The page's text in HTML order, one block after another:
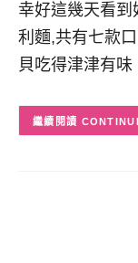
幸好這幾天看到
利麵,共有七款
貝吃得津津有